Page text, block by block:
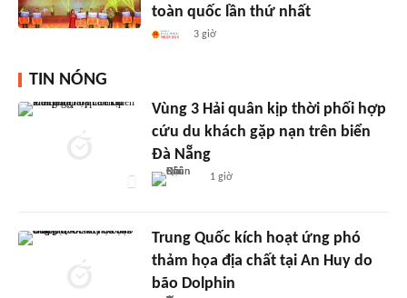
toàn quốc lần thứ nhất
3 giờ
TIN NÓNG
Vùng 3 Hải quân kịp thời phối hợp
cứu du khách gặp nạn trên biển
Đà Nẵng
1 giờ
Trung Quốc kích hoạt ứng phó
thảm họa địa chất tại An Huy do
bão Dolphin